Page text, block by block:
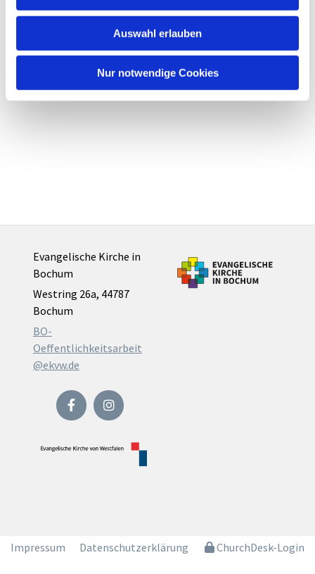
Auswahl erlauben
Nur notwendige Cookies
Evangelische Kirche in
Bochum
Westring 26a, 44787
Bochum
BO-
Oeffentlichkeitsarbeit
@ekvw.de
Impressum Datenschutzerklärung ChurchDesk-Login